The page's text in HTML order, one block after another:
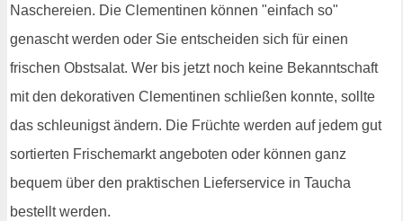
Naschereien. Die Clementinen können "einfach so"
genascht werden oder Sie entscheiden sich für einen
frischen Obstsalat. Wer bis jetzt noch keine Bekanntschaft
mit den dekorativen Clementinen schließen konnte, sollte
das schleunigst ändern. Die Früchte werden auf jedem gut
sortierten Frischemarkt angeboten oder können ganz
bequem über den praktischen Lieferservice in Taucha
bestellt werden.